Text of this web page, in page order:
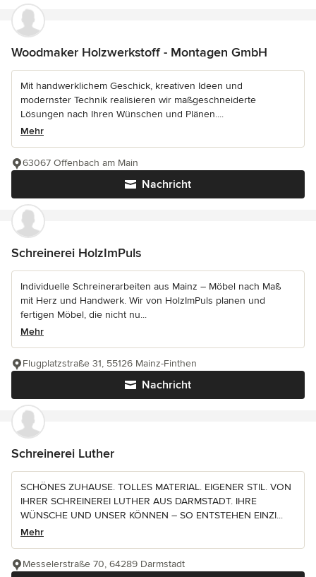
Woodmaker Holzwerkstoff - Montagen GmbH
Mit handwerklichem Geschick, kreativen Ideen und
modernster Technik realisieren wir maßgeschneiderte
Lösungen nach Ihren Wünschen und Plänen....
Mehr
Nachricht
63067 Offenbach am Main
Schreinerei HolzImPuls
Individuelle Schreinerarbeiten aus Mainz – Möbel nach Maß
mit Herz und Handwerk. Wir von HolzImPuls planen und
fertigen Möbel, die nicht nu...
Mehr
Nachricht
Flugplatzstraße 31, 55126 Mainz-Finthen
Schreinerei Luther
SCHÖNES ZUHAUSE. TOLLES MATERIAL. EIGENER STIL. VON
IHRER SCHREINEREI LUTHER AUS DARMSTADT. IHRE
WÜNSCHE UND UNSER KÖNNEN – SO ENTSTEHEN EINZI...
Mehr
Messelerstraße 70, 64289 Darmstadt